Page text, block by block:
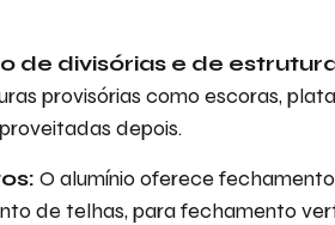
de divisórias e de
provisórias como escoras,
depois.
O alumínio oferece
de telhas, para fechamento